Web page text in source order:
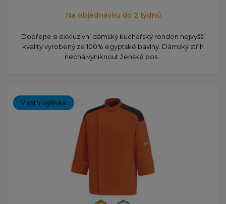
Na objednávku do 2 týdnů
Dopřejte si exkluzivní dámský kuchařský rondon nejvyšší
kvality vyrobený ze 100% egyptské bavlny. Dámský střih
nechá vyniknout ženské pos...
Vlastní výšivka